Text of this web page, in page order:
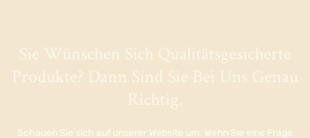
Sie Wünschen Sich Qualitätsgesicherte
Produkte? Dann Sind Sie Bei Uns Genau
Richtig.
Schauen Sie sich auf unserer Website um. Wenn Sie eine Frage